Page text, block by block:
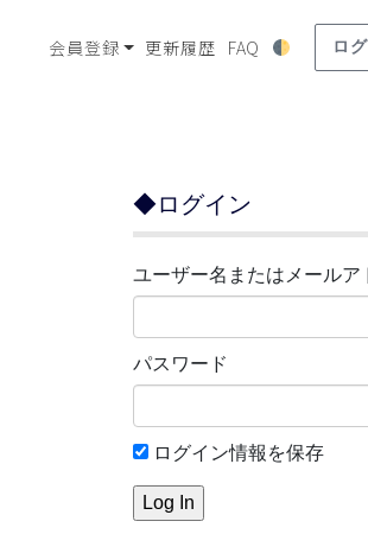
会員登録 更新履歴 FAQ ロ
◆ログイン
ユーザー名またはメールア
パスワード
ログイン情報を保存